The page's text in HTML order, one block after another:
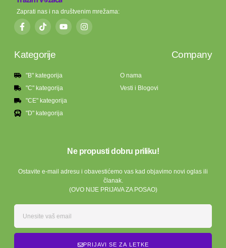
Zaprati nas i na društvenim mrežama:
Kategorije
"B" kategorija
"C" kategorija
"CE" kategorija
"D" kategorija
Company
O nama
Vesti i Blogovi
Ne propusti dobru priliku!
Ostavite e-mail adresu i obavestićemo vas kad objavimo novi oglas ili
članak.
(OVO NIJE PRIJAVA ZA POSAO)
PRIJAVI SE ZA LETKE